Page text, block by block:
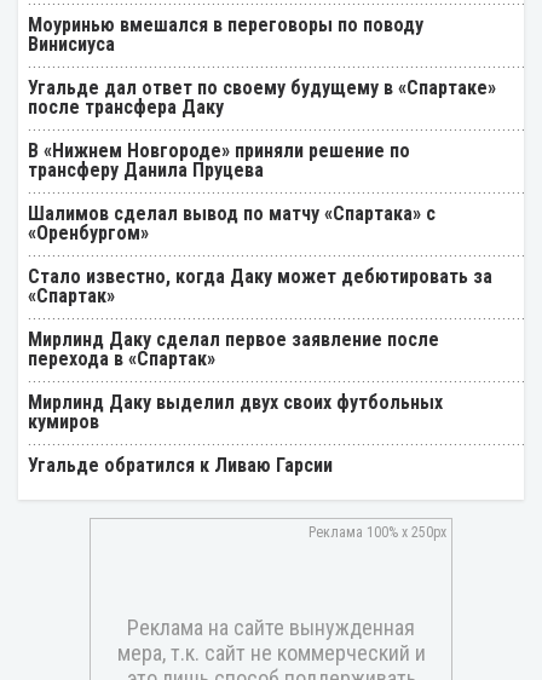
Моуринью вмешался в переговоры по поводу
Винисиуса
Угальде дал ответ по своему будущему в «Спартаке»
после трансфера Даку
В «Нижнем Новгороде» приняли решение по
трансферу Данила Пруцева
Шалимов сделал вывод по матчу «Спартака» с
«Оренбургом»
Стало известно, когда Даку может дебютировать за
«Спартак»
Мирлинд Даку сделал первое заявление после
перехода в «Спартак»
Мирлинд Даку выделил двух своих футбольных
кумиров
Угальде обратился к Ливаю Гарсии